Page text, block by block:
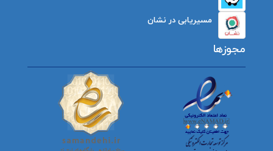
مسیریابی در نشان
مجوزها